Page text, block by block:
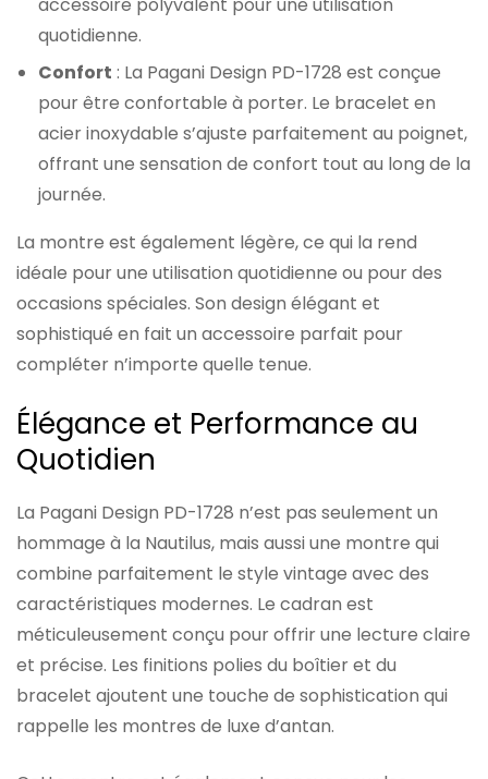
accessoire polyvalent pour une utilisation
quotidienne.
Confort : La Pagani Design PD-1728 est conçue
pour être confortable à porter. Le bracelet en
acier inoxydable s’ajuste parfaitement au poignet,
offrant une sensation de confort tout au long de la
journée.
La montre est également légère, ce qui la rend
idéale pour une utilisation quotidienne ou pour des
occasions spéciales. Son design élégant et
sophistiqué en fait un accessoire parfait pour
compléter n’importe quelle tenue.
Élégance et Performance au
Quotidien
La Pagani Design PD-1728 n’est pas seulement un
hommage à la Nautilus, mais aussi une montre qui
combine parfaitement le style vintage avec des
caractéristiques modernes. Le cadran est
méticuleusement conçu pour offrir une lecture claire
et précise. Les finitions polies du boîtier et du
bracelet ajoutent une touche de sophistication qui
rappelle les montres de luxe d’antan.